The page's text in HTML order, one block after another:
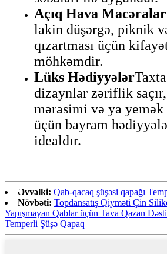
Açıq Hava
lakin düşərgə, piknik
qızartması üçün
möhkəmdir.
Lüks Hədiyyələr
dizaynlar zəriflik
mərasimi və ya yemək
üçün bayram
idealdır.
Əvvəlki: Qab-qacaq şüşəsi qapağı
Növbəti: Topdansatış Qiyməti Çin
Yapışmayan Qablar üçün Tava Qazan
Temperli Şüşə Qapaq